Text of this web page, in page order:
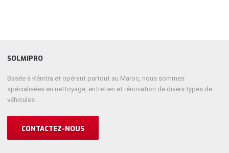
SOLMIPRO
Basée à Kénitra et opérant partout au Maroc, nous sommes
spécialisées en nettoyage, entretien et rénovation de divers types de
véhicules.
CONTACTEZ-NOUS